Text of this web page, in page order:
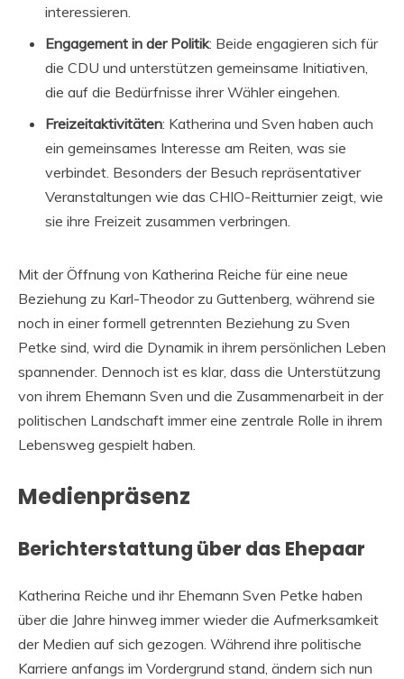
interessieren.
Engagement in der Politik: Beide engagieren sich für
die CDU und unterstützen gemeinsame Initiativen,
die auf die Bedürfnisse ihrer Wähler eingehen.
Freizeitaktivitäten: Katherina und Sven haben auch
ein gemeinsames Interesse am Reiten, was sie
verbindet. Besonders der Besuch repräsentativer
Veranstaltungen wie das CHIO-Reitturnier zeigt, wie
sie ihre Freizeit zusammen verbringen.
Mit der Öffnung von Katherina Reiche für eine neue
Beziehung zu Karl-Theodor zu Guttenberg, während sie
noch in einer formell getrennten Beziehung zu Sven
Petke sind, wird die Dynamik in ihrem persönlichen Leben
spannender. Dennoch ist es klar, dass die Unterstützung
von ihrem Ehemann Sven und die Zusammenarbeit in der
politischen Landschaft immer eine zentrale Rolle in ihrem
Lebensweg gespielt haben.
Medienpräsenz
Berichterstattung über das Ehepaar
Katherina Reiche und ihr Ehemann Sven Petke haben
über die Jahre hinweg immer wieder die Aufmerksamkeit
der Medien auf sich gezogen. Während ihre politische
Karriere anfangs im Vordergrund stand, ändern sich nun